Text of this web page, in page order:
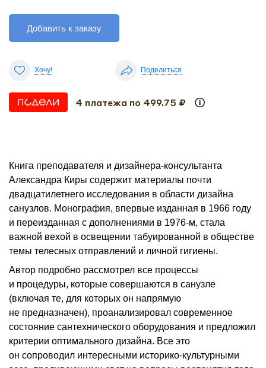
Добавить к заказу
Хочу! Поделиться
4 платежа по 499.75 ₽
Книга преподавателя и дизайнера‐консультанта
Александра Киры содержит материалы почти
двадцатилетнего исследования в области дизайна
санузлов. Монография, впервые изданная в 1966 году
и переизданная с дополнениями в 1976‐м, стала
важной вехой в освещении табуированной в обществе
темы телесных отправлений и личной гигиены.
Автор подробно рассмотрел все процессы
и процедуры, которые совершаются в санузле
(включая те, для которых он напрямую
не предназначен), проанализировал современное
состояние сантехнического оборудования и предложил
критерии оптимального дизайна. Все это
он сопроводил интересными историко‐культурными